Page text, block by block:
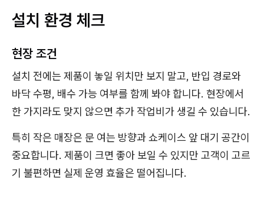
설치 환경 체크
현장 조건
설치 전에는 제품이 놓일 위치만 보지 말고, 반입 경로와
바닥 수평, 배수 가능 여부를 함께 봐야 합니다. 현장에서
한 가지라도 맞지 않으면 추가 작업비가 생길 수 있습니다.
특히 작은 매장은 문 여는 방향과 쇼케이스 앞 대기 공간이
중요합니다. 제품이 크면 좋아 보일 수 있지만 고객이 고르
기 불편하면 실제 운영 효율은 떨어집니다.